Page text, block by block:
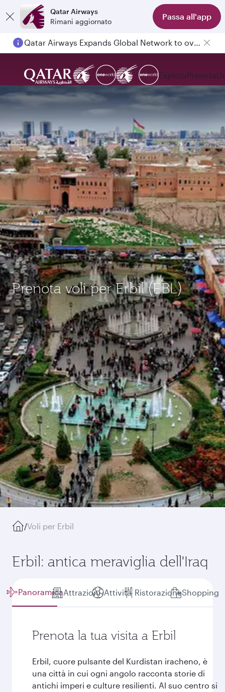
Qatar Airways
Rimani aggiornato
Passa all'app
Qatar Airways Expands Global Network to over 160 Destinations
EsploraPrenota
Prenota voli per Erbil (EBL)
/Voli per Erbil
Erbil: antica meraviglia dell'Iraq
PanoramicaAttrazioni Attività RistorazioneShopping
Prenota la tua visita a Erbil
Erbil, cuore pulsante del Kurdistan iracheno, è
una città in cui ogni angolo racconta storie di
antichi imperi e culture resilienti. Al suo centro si